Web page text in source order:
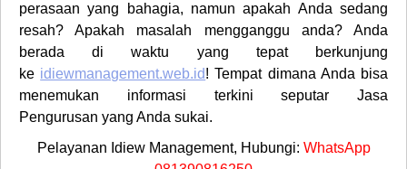
perasaan yang bahagia, namun apakah Anda sedang
resah? Apakah masalah mengganggu anda? Anda
berada di waktu yang tepat berkunjung
ke idiewmanagement.web.id! Tempat dimana Anda bisa
menemukan informasi terkini seputar Jasa
Pengurusan yang Anda sukai.
Pelayanan Idiew Management, Hubungi: WhatsApp